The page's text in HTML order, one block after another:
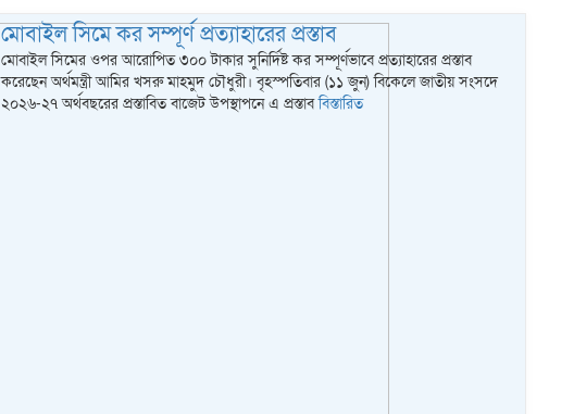
মোবাইল সিমে কর সম্পূর্ণ প্রত্যাহারের প্রস্তাব
মোবাইল সিমের ওপর আরোপিত ৩০০ টাকার সুনির্দিষ্ট কর সম্পূর্ণভাবে প্রত্যাহারের প্রস্তাব
করেছেন অর্থমন্ত্রী আমির খসরু মাহমুদ চৌধুরী। বৃহস্পতিবার (১১ জুন) বিকেলে জাতীয় সংসদে
২০২৬-২৭ অর্থবছরের প্রস্তাবিত বাজেট উপস্থাপনে এ প্রস্তাববিস্তারিত